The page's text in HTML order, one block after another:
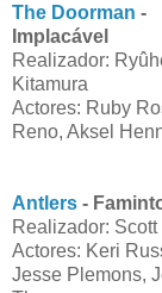
The Doorman -
Implacável
Realizador:
Kitamura
Actores: Ruby
Reno, Aksel
Antlers -
Realizador:
Actores: Keri
Jesse Plemons,